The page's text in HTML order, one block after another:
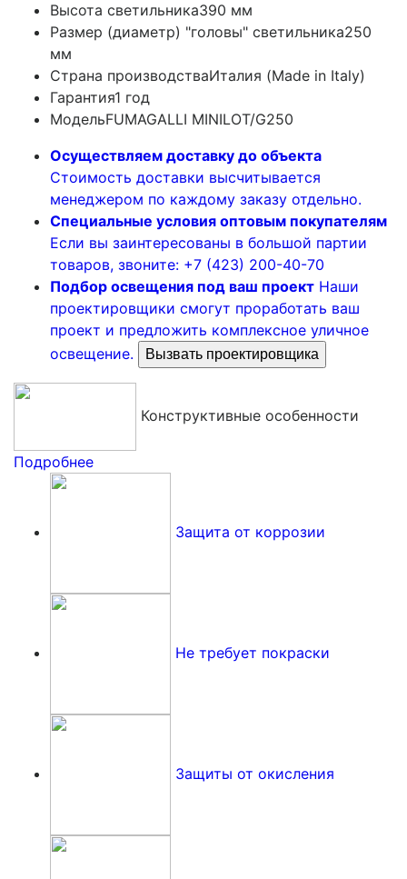
Высота светильника390 мм
Размер (диаметр) "головы" светильника250
мм
Страна производстваИталия (Made in Italy)
Гарантия1 год
МодельFUMAGALLI MINILOT/G250
Осуществляем доставку до объекта
Стоимость доставки высчитывается
менеджером по каждому заказу отдельно.
Специальные условия оптовым покупателям
Если вы заинтересованы в большой партии
товаров, звоните: +7 (423) 200-40-70
Подбор освещения под ваш проект Наши
проектировщики смогут проработать ваш
проект и предложить комплексное уличное
освещение.
Вызвать проектировщика
Конструктивные особенности
Подробнее
Защита от коррозии
Не требует покраски
Защиты от окисления